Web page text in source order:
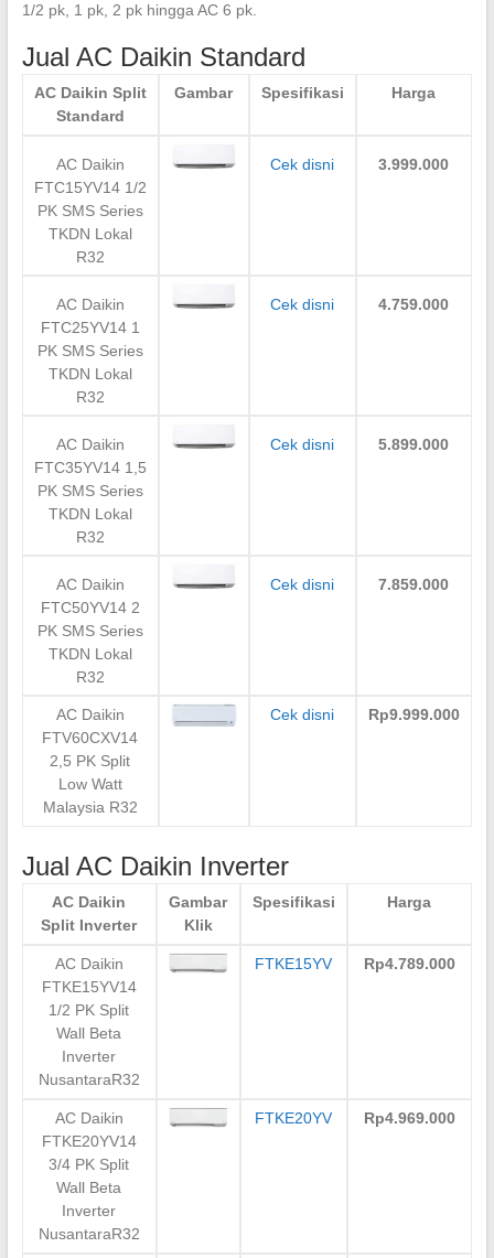
1/2 pk, 1 pk, 2 pk hingga AC 6 pk.
Jual AC Daikin Standard
AC Daikin Split
Standard
Gambar Spesifikasi Harga
AC Daikin
FTC15YV14 1/2
PK SMS Series
TKDN Lokal
R32
Cek disni 3.999.000
AC Daikin
FTC25YV14 1
PK SMS Series
TKDN Lokal
R32
Cek disni 4.759.000
AC Daikin
FTC35YV14 1,5
PK SMS Series
TKDN Lokal
R32
Cek disni 5.899.000
AC Daikin
FTC50YV14 2
PK SMS Series
TKDN Lokal
R32
Cek disni 7.859.000
AC Daikin
FTV60CXV14
2,5 PK Split
Low Watt
Malaysia R32
Cek disni Rp9.999.000
Jual AC Daikin Inverter
AC Daikin
Split Inverter
Gambar
Klik
Spesifikasi Harga
AC Daikin
FTKE15YV14
1/2 PK Split
Wall Beta
Inverter
NusantaraR32
FTKE15YV Rp4.789.000
AC Daikin
FTKE20YV14
3/4 PK Split
Wall Beta
Inverter
NusantaraR32
FTKE20YV Rp4.969.000